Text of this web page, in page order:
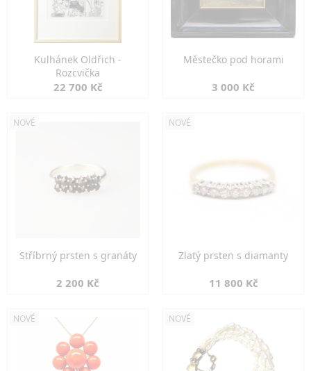
Kulhánek Oldřich -
Rozcvička
22 700 Kč
Městečko pod horami
3 000 Kč
NOVÉ
Stříbrný prsten s granáty
2 200 Kč
NOVÉ
Zlatý prsten s diamanty
11 800 Kč
NOVÉ NOVÉ